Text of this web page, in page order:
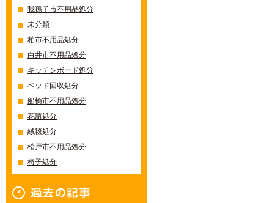
我孫子市不用品処分
未分類
柏市不用品処分
白井市不用品処分
キッチンボード処分
ベッド回収処分
船橋市不用品処分
花瓶処分
絨毯処分
松戸市不用品処分
椅子処分